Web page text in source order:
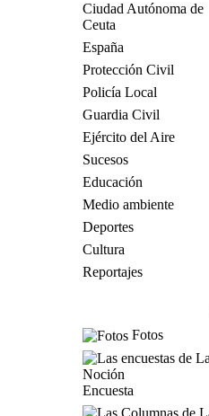
Ciudad Autónoma de
Ceuta
España
Protección Civil
Policía Local
Guardia Civil
Ejército del Aire
Sucesos
Educación
Medio ambiente
Deportes
Cultura
Reportajes
Fotos
Encuesta